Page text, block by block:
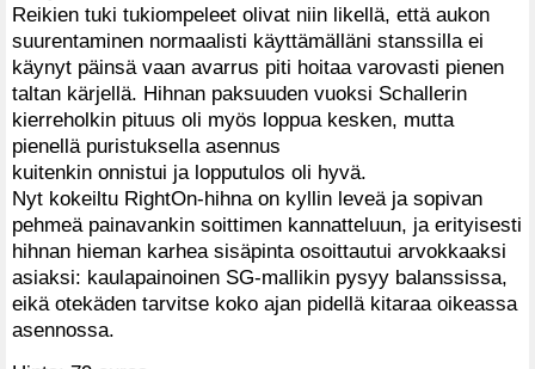
Reikien tuki tukiompeleet olivat niin likellä, että aukon
suurentaminen normaalisti käyttämälläni stanssilla ei
käynyt päinsä vaan avarrus piti hoitaa varovasti pienen
taltan kärjellä. Hihnan paksuuden vuoksi Schallerin
kierreholkin pituus oli myös loppua kesken, mutta
pienellä puristuksella asennus
kuitenkin onnistui ja lopputulos oli hyvä.
Nyt kokeiltu RightOn-hihna on kyllin leveä ja sopivan
pehmeä painavankin soittimen kannatteluun, ja erityisesti
hihnan hieman karhea sisäpinta osoittautui arvokkaaksi
asiaksi: kaulapainoinen SG-mallikin pysyy balanssissa,
eikä otekäden tarvitse koko ajan pidellä kitaraa oikeassa
asennossa.